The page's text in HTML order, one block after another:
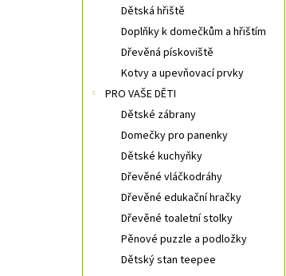
Dětská hřiště
Doplňky k domečkům a hřištím
Dřevěná pískoviště
Kotvy a upevňovací prvky
PRO VAŠE DĚTI
Dětské zábrany
Domečky pro panenky
Dětské kuchyňky
Dřevěné vláčkodráhy
Dřevěné edukační hračky
Dřevěné toaletní stolky
Pěnové puzzle a podložky
Dětský stan teepee